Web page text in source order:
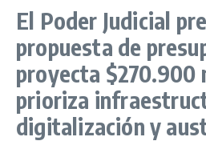
El Poder Judicial
propuesta de
proyecta $270.900
prioriza
digitalización y